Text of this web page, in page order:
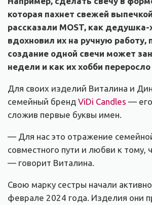
которая пахнет свежей
рассказали MOST, как
вдохновил их на ручную работу,
создание одной свечи может
недели и как их хобби переросло
Для своих изделий Виталина и
семейный бренд ViDi Candles —
сложив первые буквы имен.
— Для нас это отражение
совместного пути и любви к тому,
— говорит Виталина.
Свою марку сестры начали
феврале 2024 года. Изделия они